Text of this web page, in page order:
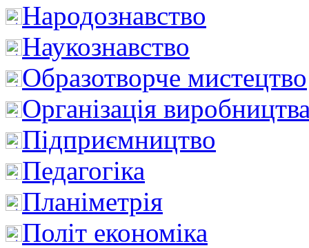
Народознавство
Наукознавство
Образотворче мистецтво
Організація
Підприємництво
Педагогіка
Планіметрія
Політ економіка